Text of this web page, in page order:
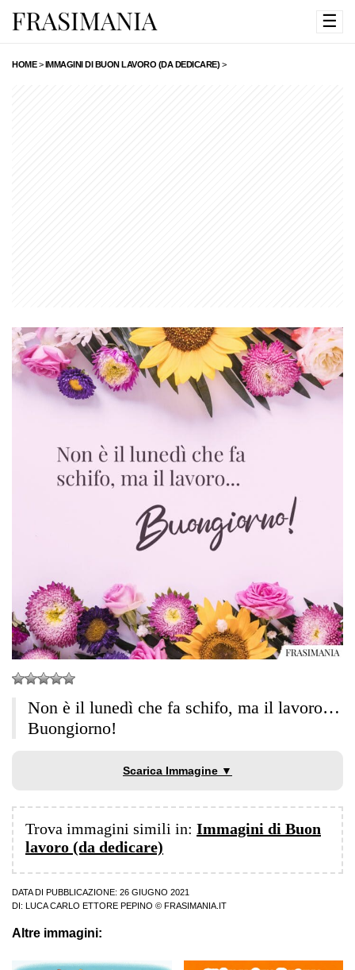
☰
HOME>IMMAGINI DI BUON LAVORO (DA DEDICARE) >
Non è il lunedì che fa schifo, ma il lavoro…
Buongiorno!
Scarica Immagine ▼
Trova immagini simili in: Immagini di Buon
lavoro (da dedicare)
DATA DI PUBBLICAZIONE: 26 GIUGNO 2021
DI:
LUCA CARLO ETTORE PEPINO © FRASIMANIA.IT
Altre immagini: